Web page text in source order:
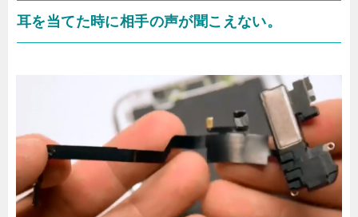
耳を当てた時に相手の声が聞こえない。